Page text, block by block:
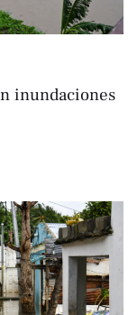
inundaciones